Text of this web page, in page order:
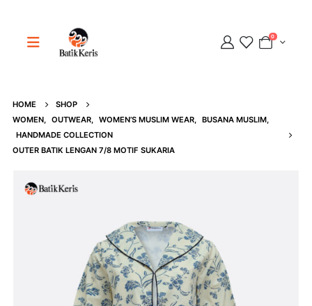
0
HOME
SHOP
WOMEN, OUTWEAR, WOMEN’S MUSLIM WEAR, BUSANA MUSLIM,
HANDMADE COLLECTION
OUTER BATIK LENGAN 7/8 MOTIF SUKARIA
Adipati
Online